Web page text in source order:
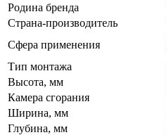
Родина бренда
Страна-производитель
Сфера применения
Тип монтажа
Высота, мм
Камера сгорания
Ширина, мм
Глубина, мм